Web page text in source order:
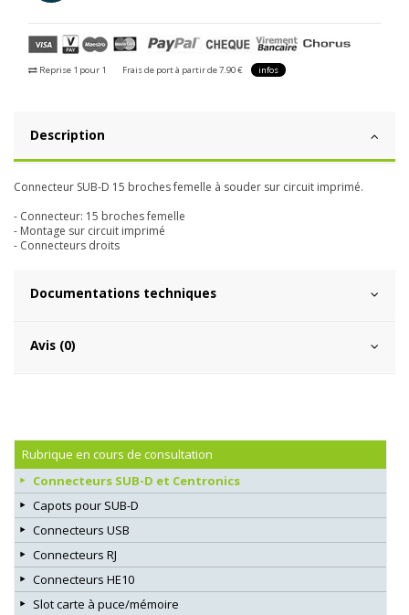
Reprise 1 pour 1 Frais de port à partir de 7.90 € infos
Description
Connecteur SUB-D 15 broches femelle à souder sur circuit imprimé.
- Connecteur: 15 broches femelle
- Montage sur circuit imprimé
- Connecteurs droits
Documentations techniques
Avis (0)
Rubrique en cours de consultation
Connecteurs SUB-D et Centronics
Capots pour SUB-D
Connecteurs USB
Connecteurs RJ
Connecteurs HE10
Slot carte à puce/mémoire